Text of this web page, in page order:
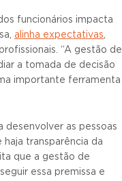
funcionários impacta
alinha expectativas
“A gestão de
a tomada de decisão
importante ferramenta
desenvolver as pessoas
haja transparência da
que a gestão de
essa premissa e